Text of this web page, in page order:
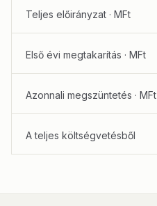
Teljes előirányzat · MFt
Első évi megtakarítás · MFt
Azonnali megszüntetés · MFt
A teljes költségvetésből